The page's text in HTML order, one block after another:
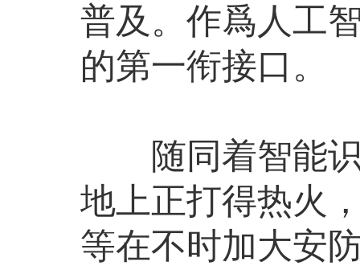
普及。作爲人工
的第一衔接口。
随同着智能识
地上正打得热火
等在不时加大安